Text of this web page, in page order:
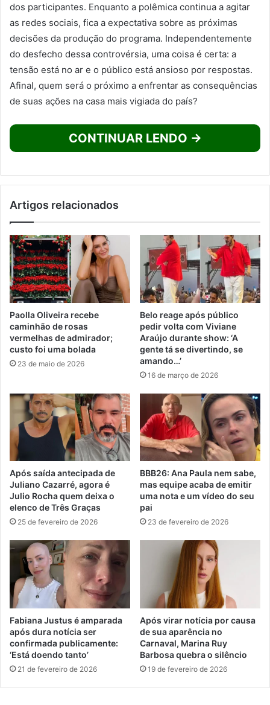
dos participantes. Enquanto a polêmica continua a agitar
as redes sociais, fica a expectativa sobre as próximas
decisões da produção do programa. Independentemente
do desfecho dessa controvérsia, uma coisa é certa: a
tensão está no ar e o público está ansioso por respostas.
Afinal, quem será o próximo a enfrentar as consequências
de suas ações na casa mais vigiada do país?
CONTINUAR LENDO →
Artigos relacionados
Paolla Oliveira recebe
caminhão de rosas
vermelhas de admirador;
custo foi uma bolada
23 de maio de 2026
Belo reage após público
pedir volta com Viviane
Araújo durante show: ‘A
gente tá se divertindo, se
amando…’
16 de março de 2026
Após saída antecipada de
Juliano Cazarré, agora é
Julio Rocha quem deixa o
elenco de Três Graças
25 de fevereiro de 2026
BBB26: Ana Paula nem sabe,
mas equipe acaba de emitir
uma nota e um vídeo do seu
pai
23 de fevereiro de 2026
Fabiana Justus é amparada
após dura notícia ser
confirmada publicamente:
‘Está doendo tanto’
21 de fevereiro de 2026
Após virar notícia por causa
de sua aparência no
Carnaval, Marina Ruy
Barbosa quebra o silêncio
19 de fevereiro de 2026